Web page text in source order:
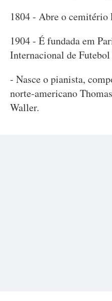
1804 - Abre o cemitério
1904 - É fundada em
Internacional de
- Nasce o pianista,
norte-americano
Waller.